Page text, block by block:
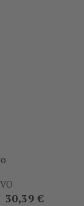
Prezzo
30,39 €